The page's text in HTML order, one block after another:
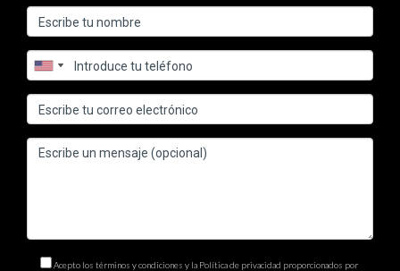
Acepto los términos y condiciones y la Política de privacidad proporcionados por